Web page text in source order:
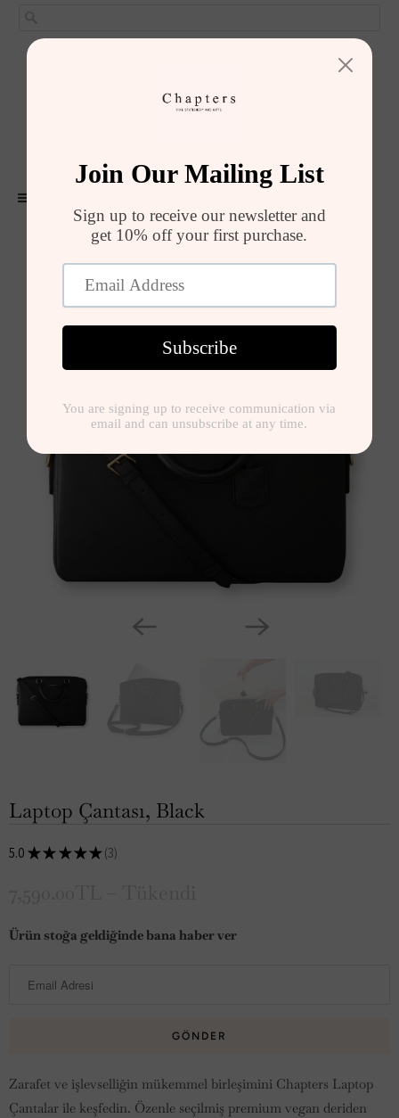
Laptop Çantaları Laptop Çantası, Black
Laptop Çantası, Black
5.0 ★ ★ ★ ★ ★ 3
3
B
g
e
Ürün stoğa geldiğinde bana haber ver
Zarafet ve işlevselliğin mükemmel birleşimini Chapters Laptop
Çantalar ile keşfedin. Özenle seçilmiş premium vegan deriden